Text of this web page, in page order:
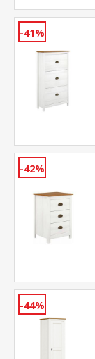
-41%
-42%
-44%